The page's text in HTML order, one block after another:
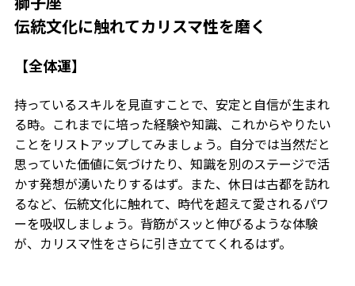
伝統文化に触れてカリスマ性を磨く
【全体運】
持っているスキルを見直すことで、安定と自信が生まれ
る時。これまでに培った経験や知識、これからやりたい
ことをリストアップしてみましょう。自分では当然だと
思っていた価値に気づけたり、知識を別のステージで活
かす発想が湧いたりするはず。また、休日は古都を訪れ
るなど、伝統文化に触れて、時代を超えて愛されるパワ
ーを吸収しましょう。背筋がスッと伸びるような体験
が、カリスマ性をさらに引き立ててくれるはず。